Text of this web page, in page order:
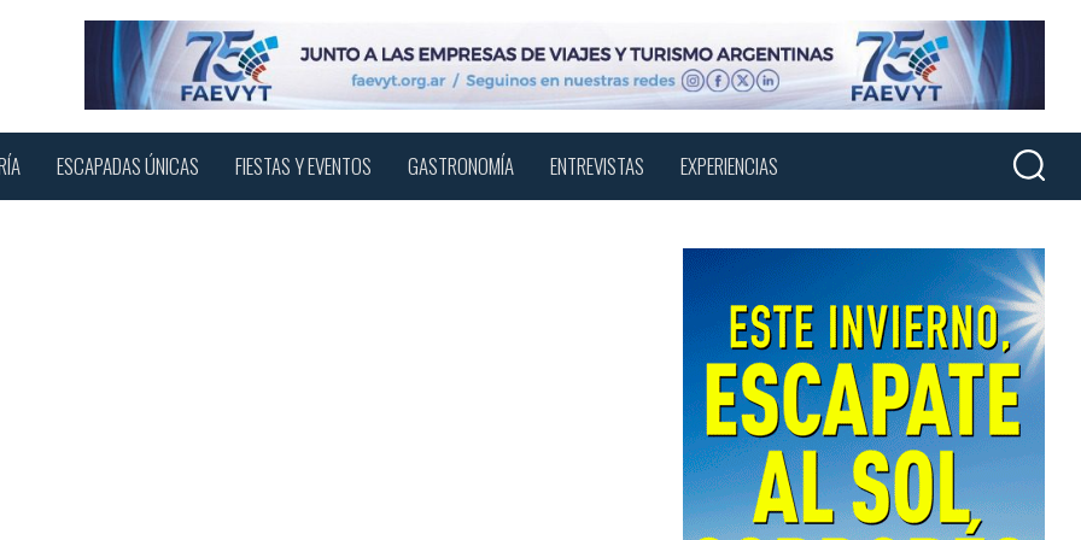
ESCAPADAS ÚNICAS FIESTAS Y EVENTOS GASTRONOMÍA ENTREVISTAS EXPERIENCIAS